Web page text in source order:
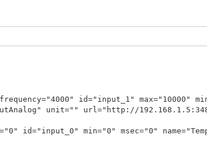
id="input_1" max="10000"
unit="" url="http://
min="0" msec="0"